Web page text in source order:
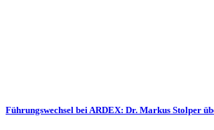
Führungswechsel bei ARDEX: Dr. Markus Stolper